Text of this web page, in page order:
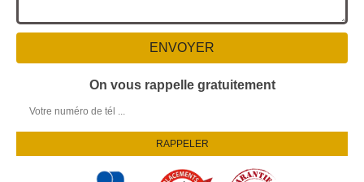
On vous rappelle gratuitement